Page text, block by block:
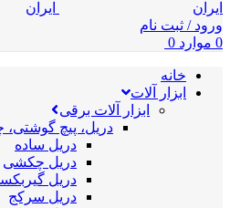
ورود / ثبت نام
0 موارد 0
خانه
ابزار آلات
ابزار آلات برقی
دریل، پیچ
دریل ساده
دریل چکشی
دریل
دریل سرکج